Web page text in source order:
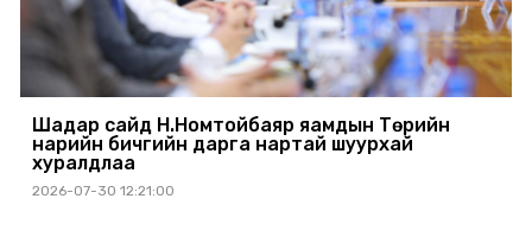
Шадар сайд Н.Номтойбаяр яамдын Төрийн
нарийн бичгийн дарга нартай шуурхай
хуралдлаа
2026-07-30 12:21:00